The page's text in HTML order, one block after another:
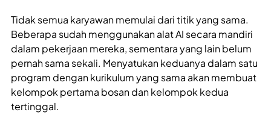
Tidak semua karyawan memulai dari titik yang sama.
Beberapa sudah menggunakan alat AI secara mandiri
dalam pekerjaan mereka, sementara yang lain belum
pernah sama sekali. Menyatukan keduanya dalam satu
program dengan kurikulum yang sama akan membuat
kelompok pertama bosan dan kelompok kedua
tertinggal.